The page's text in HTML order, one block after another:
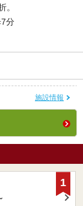
。
分
施設情報
1